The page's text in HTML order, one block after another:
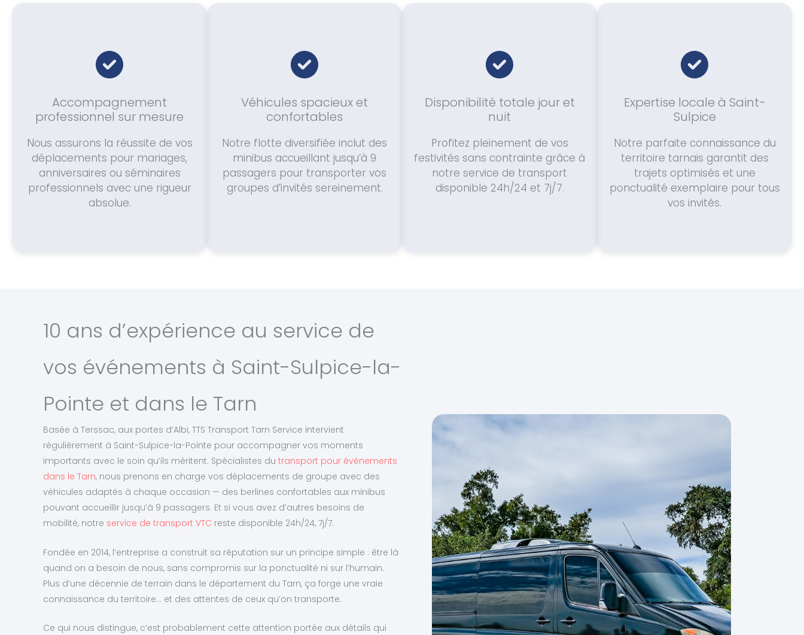
Accompagnement
professionnel sur mesure
Nous assurons la réussite de vos
déplacements pour mariages,
anniversaires ou séminaires
professionnels avec une rigueur
absolue.
Véhicules spacieux et
confortables
Notre flotte diversifiée inclut des
minibus accueillant jusqu’à 9
passagers pour transporter vos
groupes d’invités sereinement.
Disponibilité totale jour et
nuit
Profitez pleinement de vos
festivités sans contrainte grâce à
notre service de transport
disponible 24h/24 et 7j/7.
Expertise locale à Saint-
Sulpice
Notre parfaite connaissance du
territoire tarnais garantit des
trajets optimisés et une
ponctualité exemplaire pour tous
vos invités.
10 ans d’expérience au service de
vos événements à Saint-Sulpice-la-
Pointe et dans le Tarn
Basée à Terssac, aux portes d’Albi, TTS Transport Tarn Service intervient
régulièrement à Saint-Sulpice-la-Pointe pour accompagner vos moments
importants avec le soin qu’ils méritent. Spécialistes du transport pour événements
dans le Tarn, nous prenons en charge vos déplacements de groupe avec des
véhicules adaptés à chaque occasion — des berlines confortables aux minibus
pouvant accueillir jusqu’à 9 passagers. Et si vous avez d’autres besoins de
mobilité, notre service de transport VTC reste disponible 24h/24, 7j/7.
Fondée en 2014, l’entreprise a construit sa réputation sur un principe simple : être là
quand on a besoin de nous, sans compromis sur la ponctualité ni sur l’humain.
Plus d’une décennie de terrain dans le département du Tarn, ça forge une vraie
connaissance du territoire… et des attentes de ceux qu’on transporte.
Ce qui nous distingue, c’est probablement cette attention portée aux détails qui